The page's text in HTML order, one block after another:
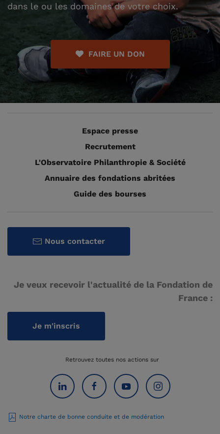
dans le ou les domaines de votre choix.
FAIRE UN DON
Espace presse
Recrutement
L'Observatoire Philanthropie & Société
Annuaire des fondations abritées
Guide des bourses
Nous contacter
Je veux recevoir l'actualité de la Fondation de
France :
Je m'inscris
Retrouvez toutes nos actions sur
Notre charte de bonne conduite et de modération